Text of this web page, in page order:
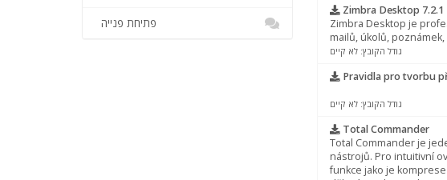
Zimbra Desktop 7.2.1
Zimbra Desktop je
mailů, úkolů, poznámek,
גודל הקובץ: לא קיים
Pravidla pro tvorbu
גודל הקובץ: לא קיים
Total Commander
Total Commander je
nástrojů. Pro intuitivní
funkce jako je
פתיחת פנייה